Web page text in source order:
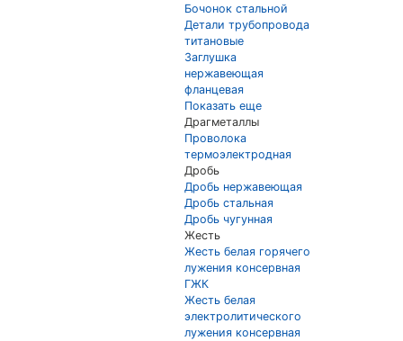
Бочонок стальной
Детали трубопровода
титановые
Заглушка
нержавеющая
фланцевая
Показать еще
Драгметаллы
Проволока
термоэлектродная
Дробь
Дробь нержавеющая
Дробь стальная
Дробь чугунная
Жесть
Жесть белая горячего
лужения консервная
ГЖК
Жесть белая
электролитического
лужения консервная